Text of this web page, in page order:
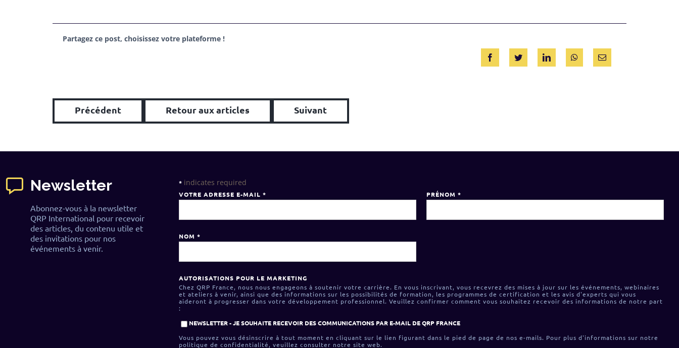
Partagez ce post, choisissez votre plateforme !
Précédent Retour aux articles Suivant
Newsletter
Abonnez-vous à la newsletter
QRP International pour recevoir
des articles, du contenu utile et
des invitations pour nos
événements à venir.
* indicates required
VOTRE ADRESSE E-MAIL* PRÉNOM*
NOM*
AUTORISATIONS POUR LE MARKETING
Chez QRP France, nous nous engageons à soutenir votre carrière. En vous inscrivant, vous recevrez des mises à jour sur les événements, webinaires
et ateliers à venir, ainsi que des informations sur les possibilités de formation, les programmes de certification et les avis d'experts qui vous
aideront à progresser dans votre développement professionnel. Veuillez confirmer comment vous souhaitez recevoir des informations de notre part
:
NEWSLETTER - JE SOUHAITE RECEVOIR DES COMMUNICATIONS PAR E-MAIL DE QRP FRANCE
Vous pouvez vous désinscrire à tout moment en cliquant sur le lien figurant dans le pied de page de nos e-mails. Pour plus d'informations sur notre
politique de confidentialité, veuillez consulter notre site web.